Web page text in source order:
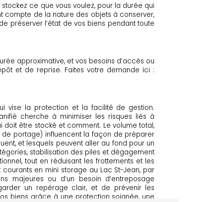
ce que vous voulez, pour la durée qui
compte de la nature des objets à conserver,
préserver l’état de vos biens pendant toute
approximative, et vos besoins d’accès ou
et de reprise. Faites votre demande ici :
vise la protection et la facilité de gestion.
cherche à minimiser les risques liés à
doit être stocké et comment. Le volume total,
de portage) influencent la façon de préparer
et lesquels peuvent aller au fond pour un
stabilisation des piles et dégagement
tout en réduisant les frottements et les
en mini storage au Lac St-Jean, par
majeures ou d’un besoin d’entreposage
un repérage clair, et de prévenir les
biens grâce à une protection soignée, une